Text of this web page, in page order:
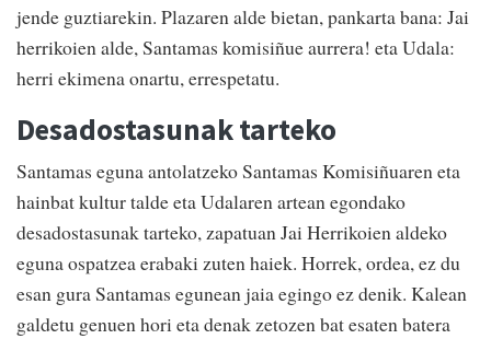
jende guztiarekin. Plazaren alde bietan, pankarta bana: Jai
herrikoien alde, Santamas komisiñue aurrera! eta Udala:
herri ekimena onartu, errespetatu.
Desadostasunak tarteko
Santamas eguna antolatzeko Santamas Komisiñuaren eta
hainbat kultur talde eta Udalaren artean egondako
desadostasunak tarteko, zapatuan Jai Herrikoien aldeko
eguna ospatzea erabaki zuten haiek. Horrek, ordea, ez du
esan gura Santamas egunean jaia egingo ez denik. Kalean
galdetu genuen hori eta denak zetozen bat esaten batera